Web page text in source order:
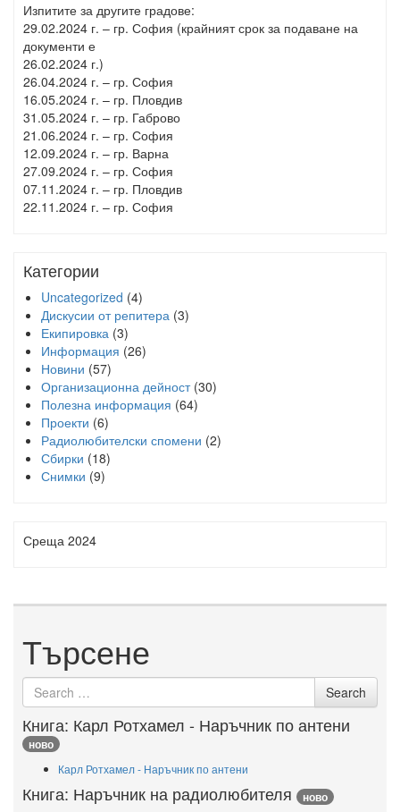
Изпитите за другите градове:
29.02.2024 г. – гр. София (крайният срок за подаване на
документи е
26.02.2024 г.)
26.04.2024 г. – гр. София
16.05.2024 г. – гр. Пловдив
31.05.2024 г. – гр. Габрово
21.06.2024 г. – гр. София
12.09.2024 г. – гр. Варна
27.09.2024 г. – гр. София
07.11.2024 г. – гр. Пловдив
22.11.2024 г. – гр. София
Категории
Uncategorized (4)
Дискусии от репитера (3)
Екипировка (3)
Информация (26)
Новини (57)
Организационна дейност(30)
Полезна информация (64)
Проекти (6)
Радиолюбителски спомени (2)
Сбирки (18)
Снимки (9)
Среща 2024
Търсене
Search for Search
Книга: Карл Ротхамел - Наръчник по антени
ново
Карл Ротхамел - Наръчник по антени
Книга: Наръчник на радиолюбителя ново